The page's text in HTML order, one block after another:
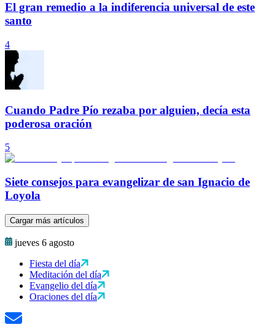
El gran remedio a la indiferencia universal de este
santo
4
Cuando Padre Pío rezaba por alguien, decía esta
poderosa oración
5
Siete consejos para evangelizar de san Ignacio de
Loyola
Cargar más artículos
jueves 6 agosto
Fiesta del día
Meditación del día
Evangelio del día
Oraciones del día